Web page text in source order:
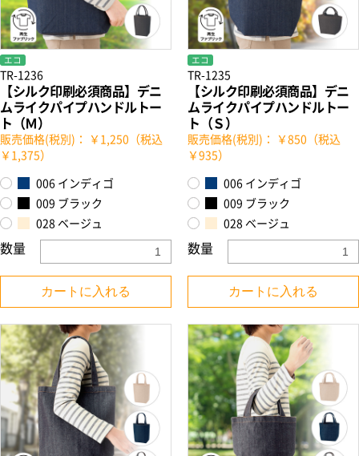
エコ
TR-1236
【シルク印刷必須商品】デニ
ムライクパイプハンドルトー
ト（Ｍ）
販売価格(税別)： ￥1,250（税込
￥1,375）
006 インディゴ
009 ブラック
028 ベージュ
数量
カートに入れる
エコ
TR-1235
【シルク印刷必須商品】デニ
ムライクパイプハンドルトー
ト（Ｓ）
販売価格(税別)： ￥850（税込
￥935）
006 インディゴ
009 ブラック
028 ベージュ
数量
カートに入れる